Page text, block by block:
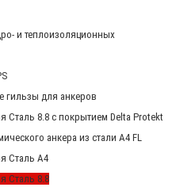
и теплоизоляционных
гильзы для анкеров
Сталь 8.8 с покрытием Delta Protekt
анкера из стали А4 FL
Сталь A4
Сталь 8.8